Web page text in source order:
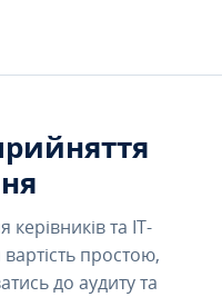
керівників та IT-
простою,
до аудиту та